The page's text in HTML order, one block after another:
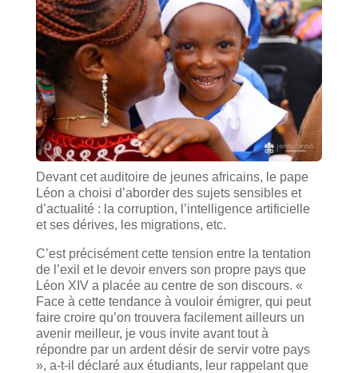
Devant cet auditoire de jeunes africains, le pape
Léon a choisi d’aborder des sujets sensibles et
d’actualité : la corruption, l’intelligence artificielle
et ses dérives, les migrations, etc.
C’est précisément cette tension entre la tentation
de l’exil et le devoir envers son propre pays que
Léon XIV a placée au centre de son discours. «
Face à cette tendance à vouloir émigrer, qui peut
faire croire qu’on trouvera facilement ailleurs un
avenir meilleur, je vous invite avant tout à
répondre par un ardent désir de servir votre pays
», a-t-il déclaré aux étudiants, leur rappelant que